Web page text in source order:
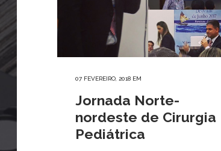
07 FEVEREIRO, 2018 EM
Jornada Norte-
nordeste de Cirurgia
Pediátrica